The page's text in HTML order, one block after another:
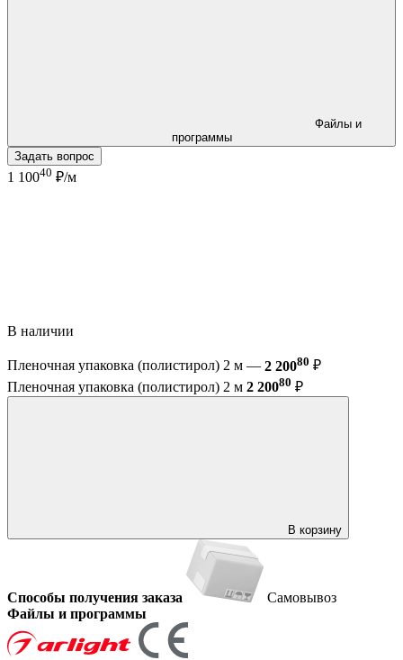
программы
Задать вопрос
1 10040 ₽/м
В наличии
Пленочная упаковка (полистирол) 2 м — 2 20080 ₽
Пленочная упаковка (полистирол) 2 м 2 20080 ₽
В корзину
Способы получения заказа
Самовывоз
Файлы и программы